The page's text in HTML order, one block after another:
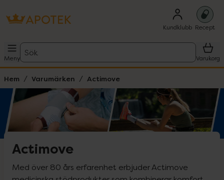
Kundklubb Recept
Meny
Sök
Varukorg
Hem Varumärken Actimove
Actimove
Med över 80 års erfarenhet erbjuder Actimove